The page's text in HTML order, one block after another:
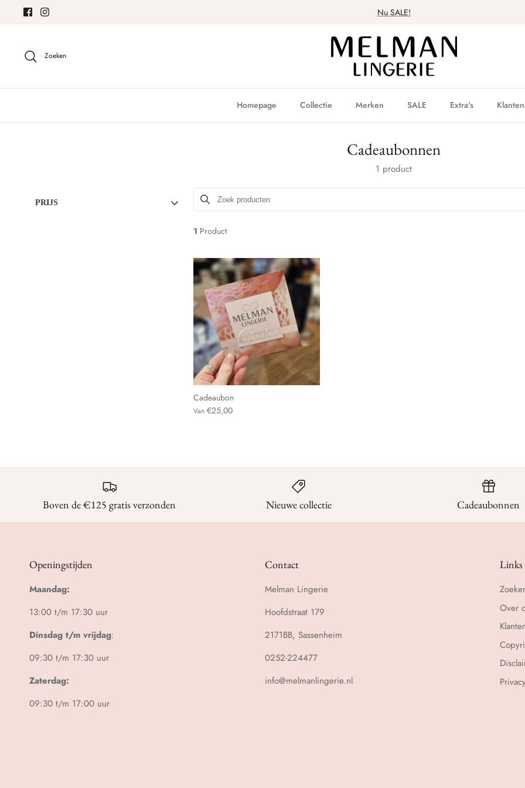
Meteen
content
Nu SALE!
Zoeken
Homepage Collectie Merken SALE Extra's
Cadeaubonnen
1 product
PRIJS
1 Product
Cadeaubon
Van €25,00
Boven de €125 gratis verzonden Nieuwe collectie Cadeaubonnen
Openingstijden
Maandag:
13:00 t/m 17:30 uur
Dinsdag t/m vrijdag:
09:30 t/m 17:30 uur
Zaterdag:
09:30 t/m 17:00 uur
Contact
Melman Lingerie
Hoofdstraat 179
2171BB, Sassenheim
0252-224477
info@melmanlingerie.nl
Links
Over